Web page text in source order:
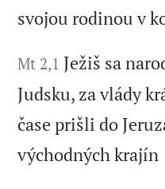
svojou rodinou v
Mt 2,1 Ježiš sa
Judsku, za vlády
čase prišli do
východných krajín